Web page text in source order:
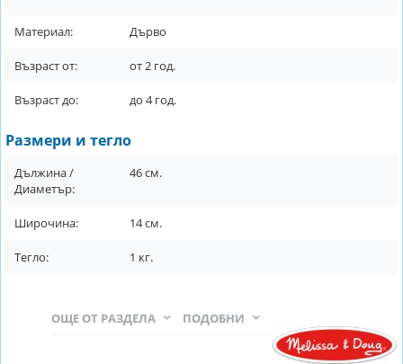
Материал: Дърво
Възраст от: от2 год.
Възраст до: до 4год.
Размери и тегло
Дължина /
Диаметър:
46см.
Широчина: 14см.
Тегло: 1 кг.
ПОДОБНИ
ОЩЕ ОТ РАЗДЕЛА